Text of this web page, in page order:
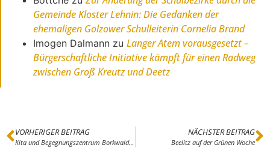
Gemeinde Kloster Lehnin: Die Gedanken der
ehemaligen Golzower Schulleiterin Cornelia Brand
Imogen Dalmann zuLanger Atem vorausgesetzt –
Bürgerschaftliche Initiative kämpft für einen Radweg
zwischen Groß Kreutz und Deetz
VORHERIGER BEITRAG
Kita und Begegnungszentrum Borkwalde eingeweiht
NÄCHSTER BEITRAG
Beelitz auf der Grünen Woche